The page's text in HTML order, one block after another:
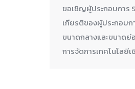
ขอเชิญผู้ประกอบการ
เกียรติของผู้ประกอบก
ขนาดกลางและขนาดย่
การจัดการเทคโนโลยี